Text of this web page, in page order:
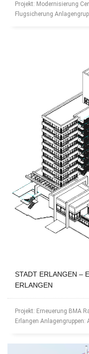
Projekt: Modernisierung
Flugsicherung
STADT ERLANGEN –
ERLANGEN
Projekt: Erneuerung BMA
Erlangen Anlagengruppen: